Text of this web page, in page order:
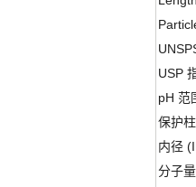
USP
pH 范
保护柱
内径
分子